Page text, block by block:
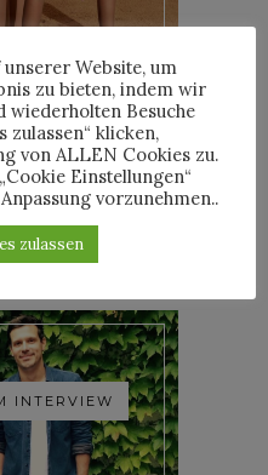
AKA
INTERVIEW
INTERVIEW
Website, um
zu bieten, indem wir
wiederholten Besuche
zulassen“ klicken,
von ALLEN Cookies zu.
Einstellungen“
vorzunehmen..
zulassen